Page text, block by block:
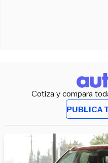
Cotiza y compara
PUBLICA